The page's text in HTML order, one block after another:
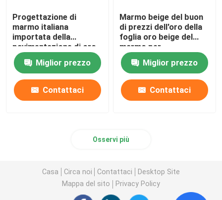
Progettazione di
marmo italiana
importata della
pavimentazione di oro
della Turchia della
foglia delle mattonelle
reali del marmo
Miglior prezzo
Contattaci
Marmo beige del buon
di prezzi dell'oro della
foglia oro beige del
marmo per
progettazione
domestica del tempio
del marmo della
decorazione per la
casa
Miglior prezzo
Contattaci
Osservi più
Casa Circa noi Contattaci
Desktop Site
Mappa del sito
Privacy Policy